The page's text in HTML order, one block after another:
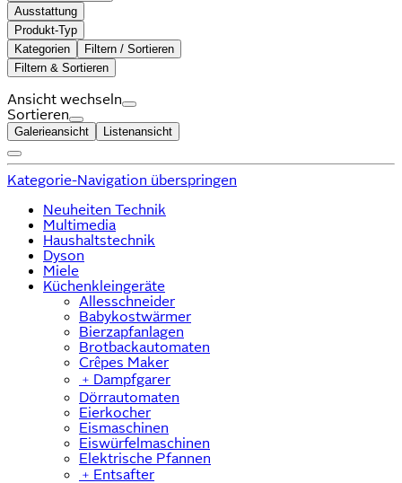
Ausstattung
Produkt-Typ
Kategorien
Filtern / Sortieren
Filtern & Sortieren
Ansicht wechseln
Sortieren
Galerieansicht Listenansicht
Kategorie-Navigation überspringen
Neuheiten Technik
Multimedia
Haushaltstechnik
Dyson
Miele
Küchenkleingeräte
Allesschneider
Babykostwärmer
Bierzapfanlagen
Brotbackautomaten
Crêpes Maker
﹢ Dampfgarer
Dörrautomaten
Eierkocher
Eismaschinen
Eiswürfelmaschinen
Elektrische Pfannen
﹢ Entsafter